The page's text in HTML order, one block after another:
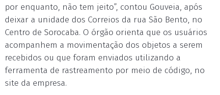
por enquanto, não tem jeito”, contou Gouveia, após
deixar a unidade dos Correios da rua São Bento, no
Centro de Sorocaba. O órgão orienta que os usuários
acompanhem a movimentação dos objetos a serem
recebidos ou que foram enviados utilizando a
ferramenta de rastreamento por meio de código, no
site da empresa.